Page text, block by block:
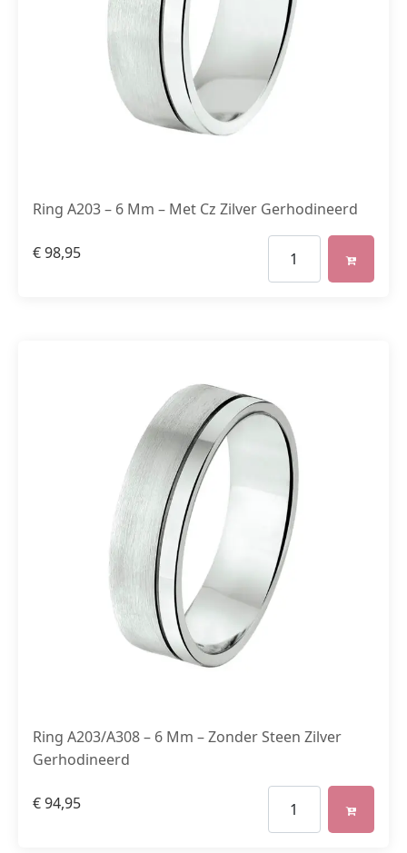
Ring A203 – 6 Mm – Met Cz Zilver Gerhodineerd
€98,95
Ring A203/A308 – 6 Mm – Zonder Steen Zilver
Gerhodineerd
€94,95